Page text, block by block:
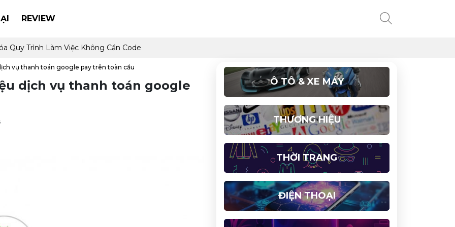
REVIEW
Quy Trình Làm Việc Không Cần Code
vụ thanh toán google pay trên toàn cầu
dịch vụ thanh toán google
Ô TÔ & XE MÁY
THƯƠNG HIỆU
THỜI TRANG
ĐIỆN THOẠI